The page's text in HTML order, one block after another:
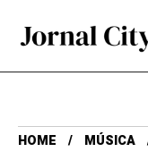
HOME
MÚSICA